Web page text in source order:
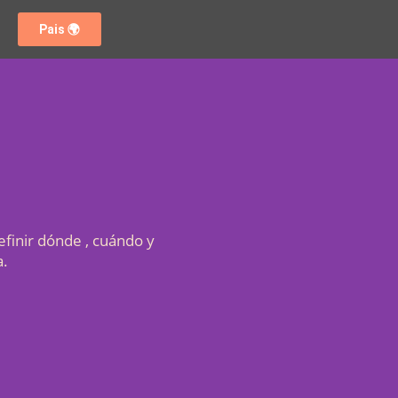
Pais 🌍
dónde , cuándo y